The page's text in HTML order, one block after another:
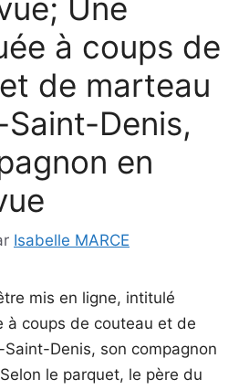
Une
à coups de
de marteau
Denis,
en
Isabelle MARCE
mis en ligne, intitulé
à coups de couteau et de
Denis, son compagnon
le parquet, le père du